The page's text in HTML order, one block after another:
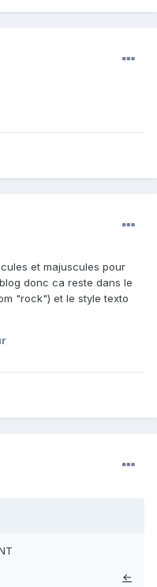
et majuscules pour
donc ca reste dans le
"rock") et le style texto
←